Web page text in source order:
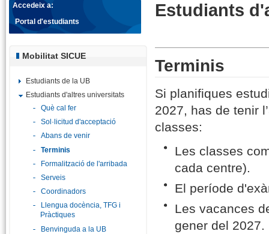
Estudiants
Terminis
Si planifiques
2027, has de tenir
classes:
Les classes
cada centre).
El període
Les vacances
gener del 2027.
Accedeix a:
Portal d'estudiants
Mobilitat SICUE
Estudiants de la UB
Estudiants d'altres universitats
Què cal fer
Sol·licitud d'acceptació
Abans de venir
Terminis
Formalització de l'arribada
Serveis
Coordinadors
Llengua docència, TFG i
Pràctiques
Benvinguda a la UB